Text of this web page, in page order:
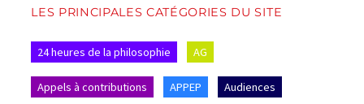
LES PRINCIPALES CATÉGORIES DU SITE
24 heures de la philosophie AG
Appels à contributions APPEP Audiences